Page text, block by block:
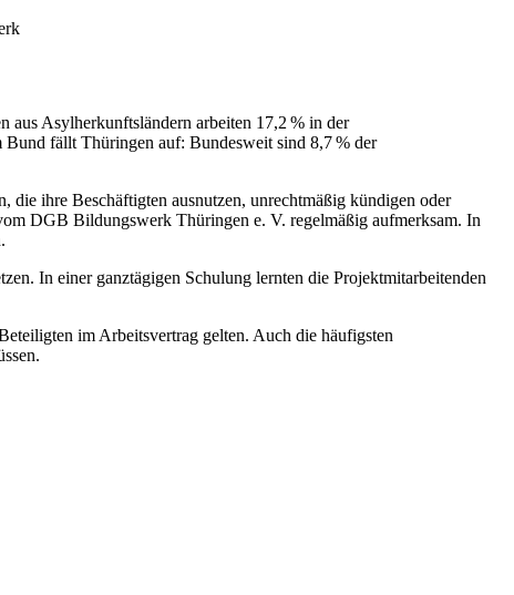
aus Asylherkunftsländern arbeiten 17,2 % in der
Bund fällt Thüringen auf: Bundesweit sind 8,7 % der
ihre Beschäftigten ausnutzen, unrechtmäßig kündigen oder
DGB Bildungswerk Thüringen e. V. regelmäßig aufmerksam. In
In einer ganztägigen Schulung lernten die Projektmitarbeitenden
im Arbeitsvertrag gelten. Auch die häufigsten